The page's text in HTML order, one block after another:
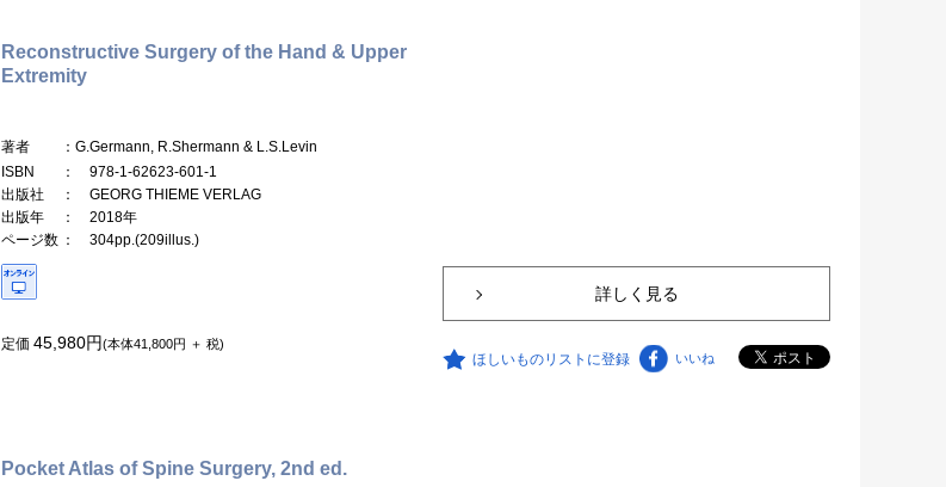
Reconstructive Surgery of the Hand & Upper
Extremity
著者
：G.Germann, R.Shermann & L.S.Levin
ISBN
： 978-1-62623-601-1
出版社
： GEORG THIEME VERLAG
出版年
： 2018年
ページ数 ： 304pp.(209illus.)
定価 45,980円(本体41,800円 ＋ 税)
詳しく見る
ほしいものリストに登録 いいね
Pocket Atlas of Spine Surgery, 2nd ed.